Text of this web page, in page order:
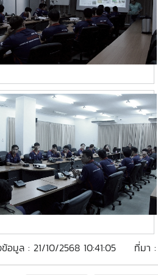
อมูล : 21/10/2568 10:41:05 ที่มา :